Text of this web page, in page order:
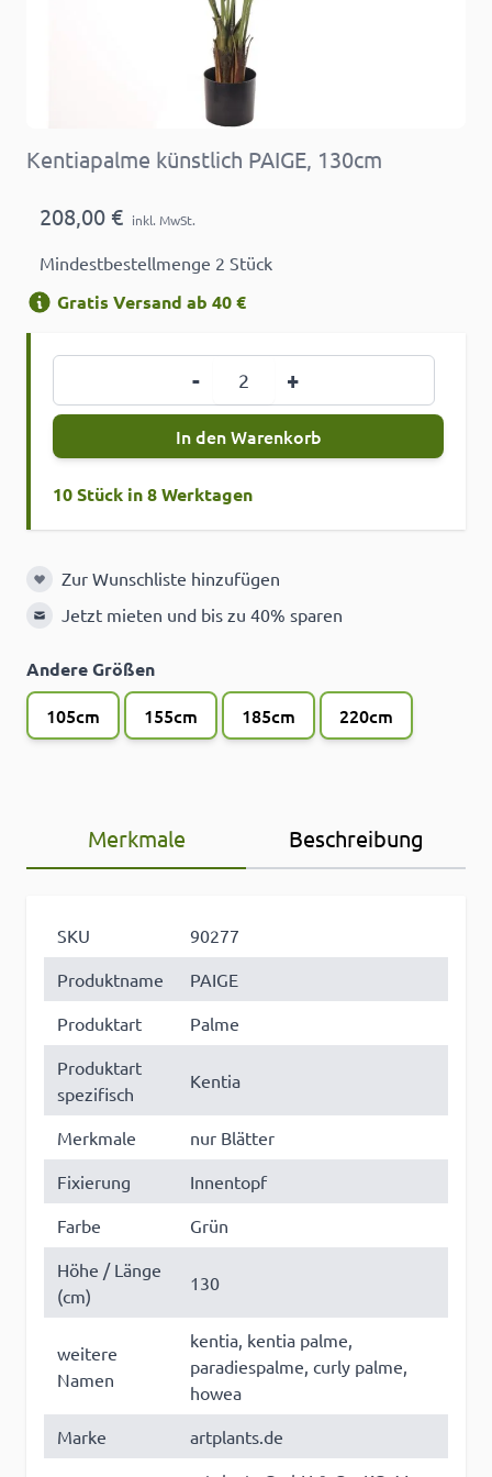
Kentiapalme künstlich PAIGE, 130cm
208,00 € inkl. MwSt.
Mindestbestellmenge 2 Stück
Gratis Versand ab 40 €
- +
In den Warenkorb
10 Stück in 8 Werktagen
Zur Wunschliste hinzufügen
Zur Wunschliste hinzufügen
Jetzt mieten und bis zu 40% sparen
Andere Größen
105cm 155cm 185cm 220cm
Merkmale Beschreibung
SKU
90277
Produktname
PAIGE
Produktart
Palme
Produktart
spezifisch
Kentia
Merkmale
nur Blätter
Fixierung
Innentopf
Farbe
Grün
Höhe / Länge
(cm)
130
weitere
Namen
kentia, kentia palme,
paradiespalme, curly palme,
howea
Marke
artplants.de